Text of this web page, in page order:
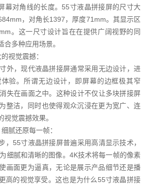
幕对角线的长度。55寸液晶拼接屏的尺寸大
，对角长1397，厚度71mm。其显示区
。这一尺寸设计旨在在提供广阔视野的同
合多种应用场景。
视觉震撼：
外，现代液晶拼接屏通常采用无边设计，进
验。所谓无边设计，即屏幕的边框极其窄
失在画面之中。这种设计不仅让多块拼接屏
整洁，同时也使得观众沉浸在更为宽广、连
觉震撼效果。
腻还原每一帧：
，55寸液晶拼接屏普遍采用高清显示技术，
细腻和清晰的图像。4K技术将每一帧的像素
画面更为逼真，无论是展示产品细节还是播
高的视觉享受。这也是为什么55寸液晶拼接